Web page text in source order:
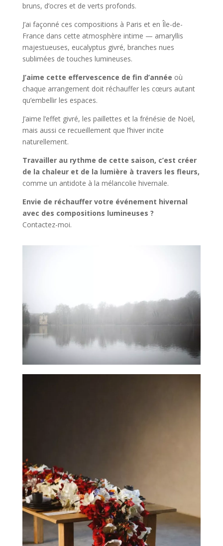
bruns, d’ocres et de verts profonds.
J’ai façonné ces compositions à Paris et en Île-de-
France dans cette atmosphère intime — amaryllis
majestueuses, eucalyptus givré, branches nues
sublimées de touches lumineuses.
J’aime cette effervescence de fin d’année où
chaque arrangement doit réchauffer les cœurs autant
qu’embellir les espaces.
J’aime l’effet givré, les paillettes et la frénésie de Noël,
mais aussi ce recueillement que l’hiver incite
naturellement.
Travailler au rythme de cette saison, c’est créer
de la chaleur et de la lumière à travers les fleurs,
comme un antidote à la mélancolie hivernale.
Envie de réchauffer votre événement hivernal
avec des compositions lumineuses ?
Contactez-moi.